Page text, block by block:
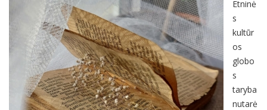
Etninė
s
kultūr
os
globo
s
taryba
nutarė